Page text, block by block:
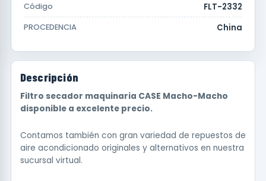
Código FLT-2332
PROCEDENCIA China
Descripción
Filtro secador maquinaria CASE Macho-Macho
disponible a excelente precio.
Contamos también con gran variedad de repuestos de
aire acondicionado originales y alternativos en nuestra
sucursal virtual.